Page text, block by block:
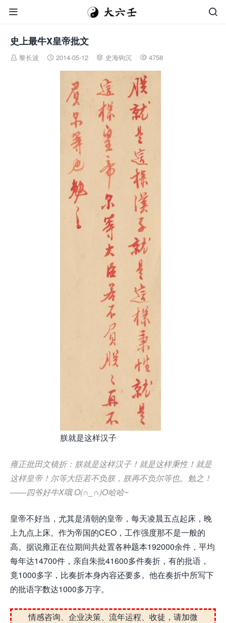


史上最牛X皇帝批文
 黎长波  2014-05-12  史海钩沉  4758
朕就是这样汉子
雍正批田文镜折：朕就是这样汉子！就是这样秉性！就是
这样皇帝！尔等大臣若不负朕，朕再不负尔等也。勉之！
——四爷好牛X哦 O(∩_∩)O哈哈~
皇帝不好当，尤其是清朝的皇帝，每天凌晨五点起床，晚
上九点上床。作为帝国的CEO，工作强度那不是一般的
高。据说雍正在位期间共处置各种题本192000余件，平均
每年达14700件，亲自朱批41600多件奏折，有的批语，
竟1000多字，比奏折本身内容还要多。他在奏折中所写下
的批语字数达1000多万字。
情感咨询、企业决策、流年运程、收徒，请加微